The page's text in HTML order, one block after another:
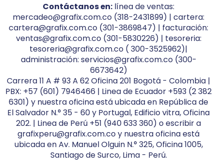
Contáctanos en: línea de ventas:
mercadeo@grafix.com.co (318-2431899) | cartera:
cartera@grafix.com.co (301-3869847) | facturación:
ventas@grafix.com.co (301-5830226) | tesoreria:
tesoreria@grafix.com.co ( 300-3525962)|
administración: servicios@grafix.com.co (300-
6673642)
Carrera 11 A # 93 A 62 Oficina 201 Bogotá - Colombia |
PBX: +57 (601) 7946466 | Linea de Ecuador +593 (2 382
6301) y nuestra oficina está ubicada en República de
El Salvador N.° 35 - 60 y Portugal, Edificio vitra, Oficina
202. | Linea de Perú +51 (940 633 360) o escribir a
grafixperu@grafix.com.co y nuestra oficina está
ubicada en Av. Manuel Olguin N.° 325, Oficina 1005,
Santiago de Surco, Lima - Perú.